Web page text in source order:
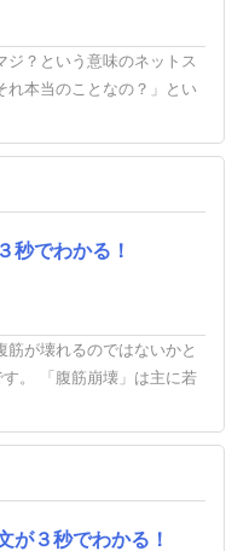
ジ？という意味のネットス
れ本当のことなの？」とい
秒でわかる！
筋が壊れるのではないかと
。 「腹筋崩壊」は主に若
が３秒でわかる！